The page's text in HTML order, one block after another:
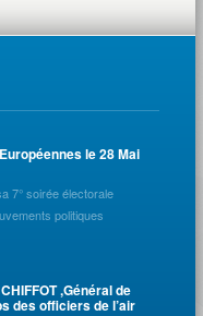
le 28 Mai
7° soirée électorale
politiques
,Général de
des officiers de l’air